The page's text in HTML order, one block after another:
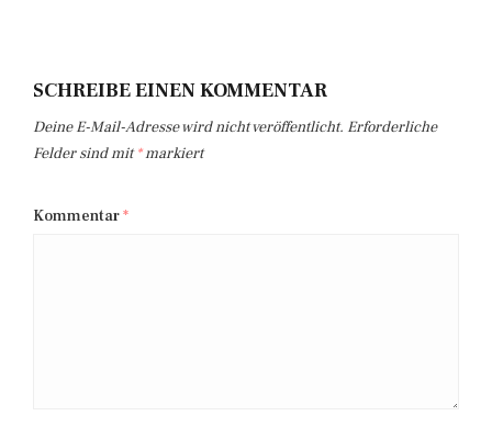
SCHREIBE EINEN KOMMENTAR
Deine E-Mail-Adresse wird nicht veröffentlicht. Erforderliche
Felder sind mit*markiert
Kommentar*